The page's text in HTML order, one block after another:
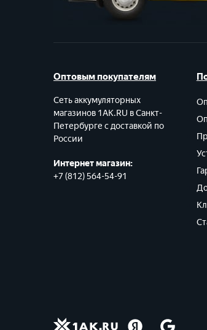
Оптовым покупателям
Сеть аккумуляторных
магазинов 1AK.RU в Санкт-
Петербурге с доставкой по
России
Интернет магазин:
+7 (812) 564-54-91